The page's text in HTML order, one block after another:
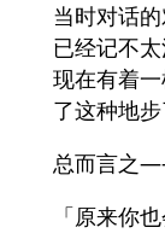
当时对话
已经记不
现在有着
了这种地步
总而言之
「原来你